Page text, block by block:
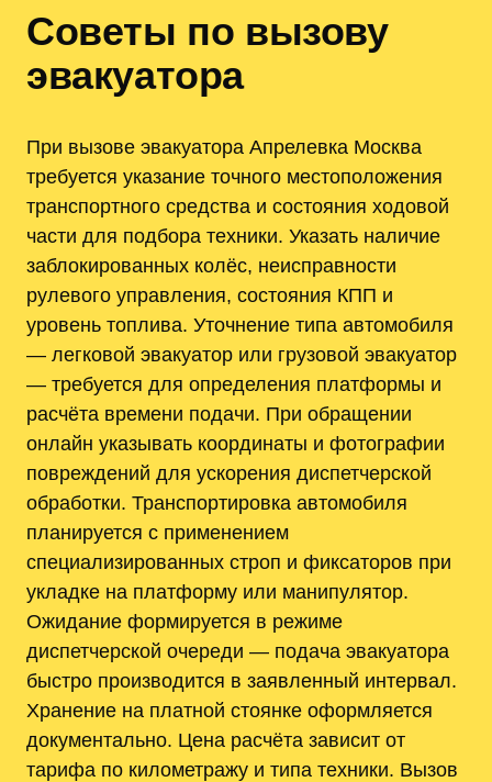
Советы по вызову
эвакуатора
При вызове эвакуатора Апрелевка Москва
требуется указание точного местоположения
транспортного средства и состояния ходовой
части для подбора техники. Указать наличие
заблокированных колёс, неисправности
рулевого управления, состояния КПП и
уровень топлива. Уточнение типа автомобиля
— легковой эвакуатор или грузовой эвакуатор
— требуется для определения платформы и
расчёта времени подачи. При обращении
онлайн указывать координаты и фотографии
повреждений для ускорения диспетчерской
обработки. Транспортировка автомобиля
планируется с применением
специализированных строп и фиксаторов при
укладке на платформу или манипулятор.
Ожидание формируется в режиме
диспетчерской очереди — подача эвакуатора
быстро производится в заявленный интервал.
Хранение на платной стоянке оформляется
документально. Цена расчёта зависит от
тарифа по километражу и типа техники. Вызов